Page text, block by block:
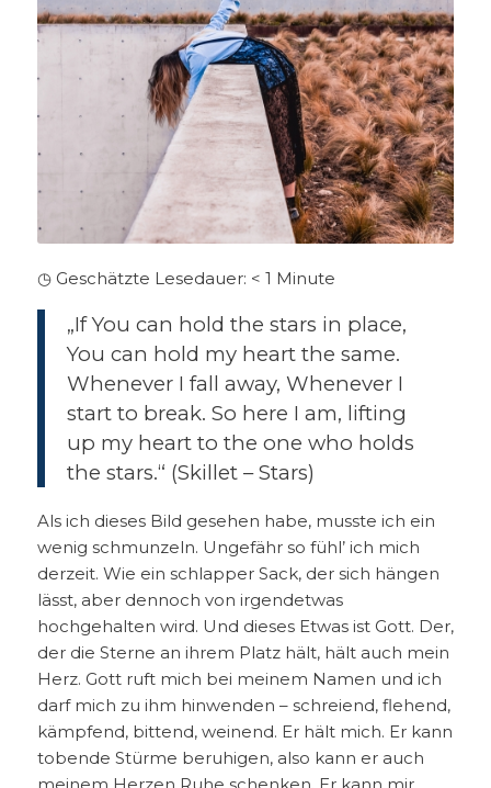
◷ Geschätzte Lesedauer: < 1 Minute
„If You can hold the stars in place,
You can hold my heart the same.
Whenever I fall away, Whenever I
start to break. So here I am, lifting
up my heart to the one who holds
the stars.“ (Skillet – Stars)
Als ich dieses Bild gesehen habe, musste ich ein
wenig schmunzeln. Ungefähr so fühl’ ich mich
derzeit. Wie ein schlapper Sack, der sich hängen
lässt, aber dennoch von irgendetwas
hochgehalten wird. Und dieses Etwas ist Gott. Der,
der die Sterne an ihrem Platz hält, hält auch mein
Herz. Gott ruft mich bei meinem Namen und ich
darf mich zu ihm hinwenden – schreiend, flehend,
kämpfend, bittend, weinend. Er hält mich. Er kann
tobende Stürme beruhigen, also kann er auch
meinem Herzen Ruhe schenken. Er kann mir